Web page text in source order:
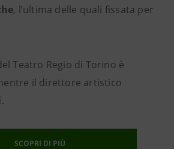
, l’ultima delle quali fissata per
Teatro Regio di Torino è
il direttore artistico
.
SCOPRI DI PIÙ